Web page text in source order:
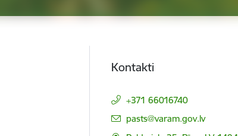
Kontakti
+371 66016740
E-pasts:
pasts@varam.gov.lv